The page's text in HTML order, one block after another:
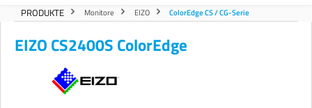
PRODUKTE Monitore EIZO ColorEdge CS / CG-Serie
EIZO CS2400S ColorEdge